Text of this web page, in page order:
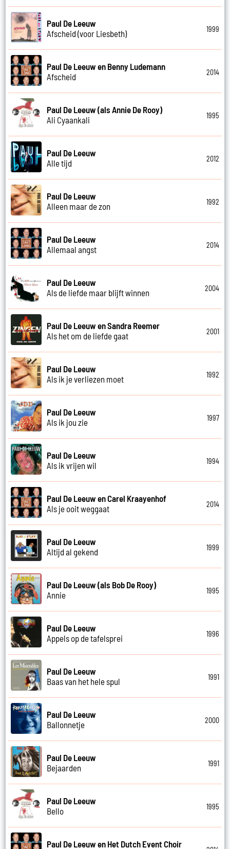
Paul De Leeuw
Afscheid (voor Liesbeth)
1999
Paul De Leeuw en Benny Ludemann
Afscheid
2014
Paul De Leeuw (als Annie De Rooy)
Ali Cyaankali
1995
Paul De Leeuw
Alle tijd
2012
Paul De Leeuw
Alleen maar de zon
1992
Paul De Leeuw
Allemaal angst
2014
Paul De Leeuw
Als de liefde maar blijft winnen
2004
Paul De Leeuw en Sandra Reemer
Als het om de liefde gaat
2001
Paul De Leeuw
Als ik je verliezen moet
1992
Paul De Leeuw
Als ik jou zie
1997
Paul De Leeuw
Als ik vrijen wil
1994
Paul De Leeuw en Carel Kraayenhof
Als je ooit weggaat
2014
Paul De Leeuw
Altijd al gekend
1999
Paul De Leeuw (als Bob De Rooy)
Annie
1995
Paul De Leeuw
Appels op de tafelsprei
1996
Paul De Leeuw
Baas van het hele spul
1991
Paul De Leeuw
Ballonnetje
2000
Paul De Leeuw
Bejaarden
1991
Paul De Leeuw
Bello
1995
Paul De Leeuw en Het Dutch Event Choir